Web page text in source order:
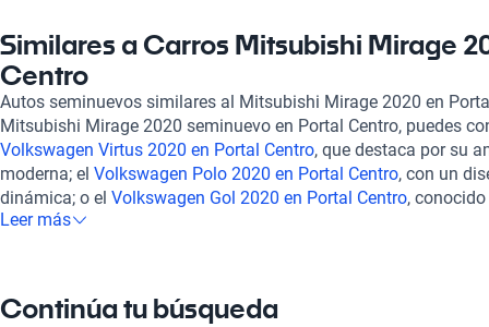
intuitivo, lo que lo convierte en un vehículo perfecto tanto para
aquellos con más experiencia. En Kavak, todos nuestros
rigurosa en más de 240 puntos, lo que garantiza que cada
ofrecemos esté en óptimo estado mecánico y estético.
financiamiento flexibles y planes de garantía adaptados a tus
compra sea una inversión segura y confiable. Además, nuestra
en línea, lo que te permite explorar y adquirir tu vehículo desde
olvides que contamos con soporte postventa y la opción de
brindándote total tranquilidad en tu compra. Descubre tu
Similares a Carros Mitsubishi Mirage
Centro
Autos seminuevos similares al Mitsubishi Mirage 2020 en
Mitsubishi Mirage 2020 seminuevo en Portal Centro, puedes
Volkswagen Virtus 2020 en Portal Centro, que destaca por su
moderna; el Volkswagen Polo 2020 en Portal Centro, con un
dinámica; o el Volkswagen Gol 2020 en Portal Centro,
combustible y facilidad de maniobra. Estos autos cuentan con
Leer más
Continúa tu búsqueda